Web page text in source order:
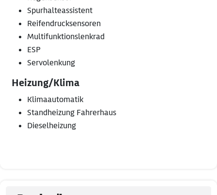
Spurhalteassistent
Reifendrucksensoren
Multifunktionslenkrad
ESP
Servolenkung
Heizung/Klima
Klimaautomatik
Standheizung Fahrerhaus
Dieselheizung